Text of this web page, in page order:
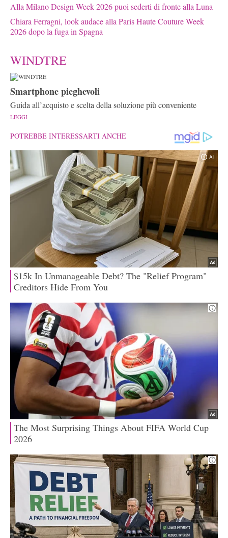
Alla Milano Design Week 2026 puoi sederti di fronte alla Luna
Chiara Ferragni, look audace alla Paris Haute Couture Week
2026 dopo la fuga in Spagna
WINDTRE
Smartphone pieghevoli
Guida all’acquisto e scelta della soluzione più conveniente
LEGGI